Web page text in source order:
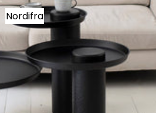
Nordifra